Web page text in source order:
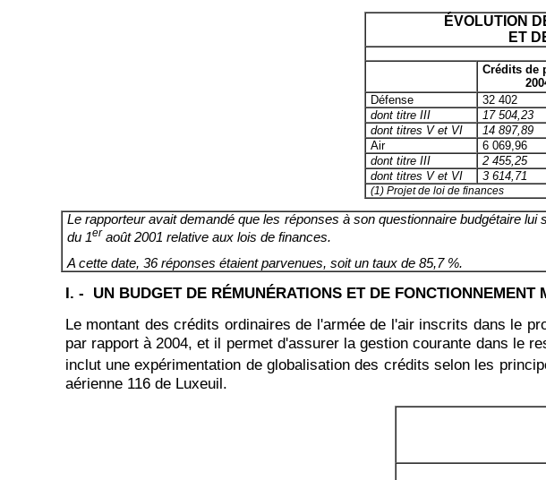
ÉVOLUTION
ET
Crédits de
Défense
32 402
dont titre III
17 504,23
dont titres V et VI
14 897,89
Air
6 069,96
dont titre III
2 455,25
dont titres V et VI
3 614,71
(1) Projet de loi de finances
Le rapporteur avait demandé que les réponses à son questionnaire budgétaire
du 1er août 2001 relative aux lois de finances.
A cette date, 36 réponses étaient parvenues, soit un taux de 85,7 %.
I. - UN BUDGET DE RÉMUNÉRATIONS ET DE FONCTIONNEMENT
Le montant des crédits ordinaires de l'armée de l'air inscrits dans le
par rapport à 2004, et il permet d'assurer la gestion courante dans le
inclut une expérimentation de globalisation des crédits selon les
aérienne 116 de Luxeuil.